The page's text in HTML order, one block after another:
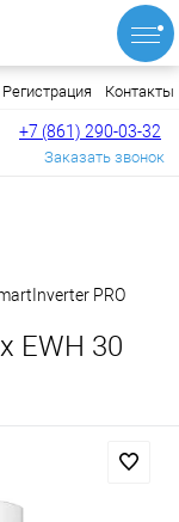
Регистрация Контакты
+7 (861) 290-03-32
Заказать звонок
PRO
EWH 30